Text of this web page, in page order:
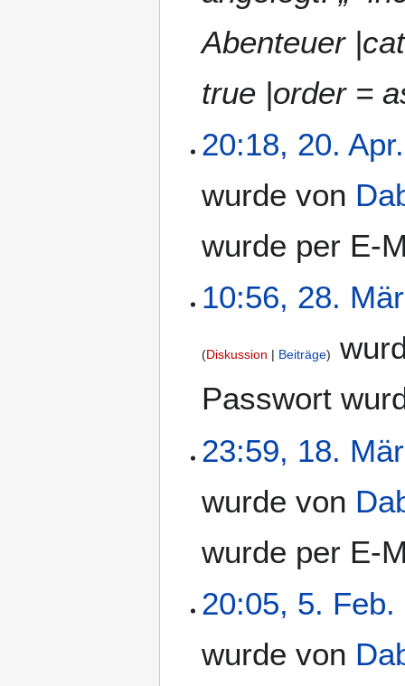
Abenteuer
true |order =
20:18, 20.
wurde von
wurde per E-
10:56, 28.
Diskussion Beiträge
Passwort
23:59, 18.
wurde von
wurde per E-
20:05, 5. Feb.
wurde von